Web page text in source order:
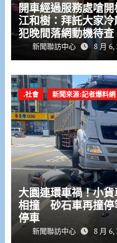
開車經過服務處嗆
江和樹：拜託大家
犯晚間落網動機待查
新聞聯訪中心 8 月 6,
.社會 新聞來源:記者爆料網
大園連環車禍！小
相撞 砂石車再撞停
停車
新聞聯訪中心 8 月 6,